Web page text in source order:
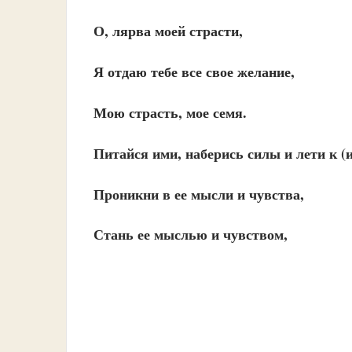
О, лярва моей страсти,
Я отдаю тебе все свое желание,
Мою страсть, мое семя.
Питайся ими, наберись силы и лети к
Проникни в ее мысли и чувства,
Стань ее мыслью и чувством,